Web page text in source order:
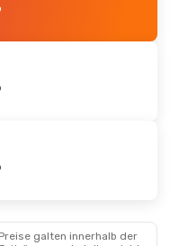
galten innerhalb der